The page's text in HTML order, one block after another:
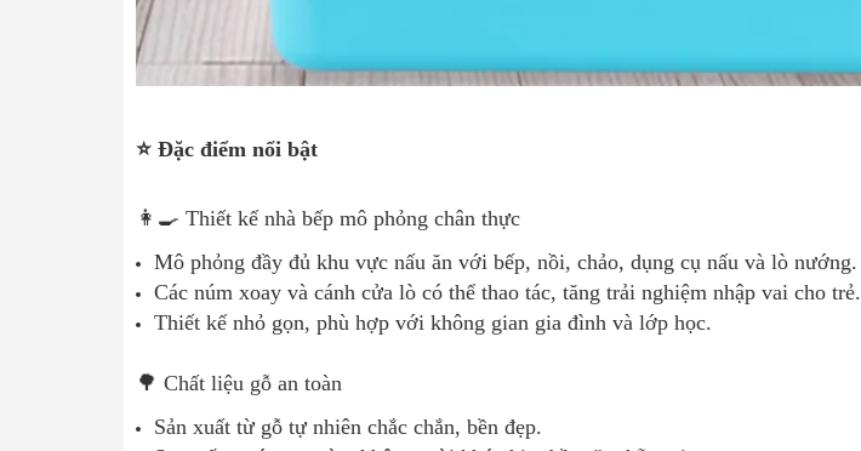
⭐ Đặc điểm nổi bật
👩‍🍳 Thiết kế nhà bếp mô phỏng chân thực
Mô phỏng đầy đủ khu vực nấu ăn với bếp, nồi, chảo, dụng cụ nấu và lò nướng.
Các núm xoay và cánh cửa lò có thể thao tác, tăng trải nghiệm nhập vai cho trẻ.
Thiết kế nhỏ gọn, phù hợp với không gian gia đình và lớp học.
🌳 Chất liệu gỗ an toàn
Sản xuất từ gỗ tự nhiên chắc chắn, bền đẹp.